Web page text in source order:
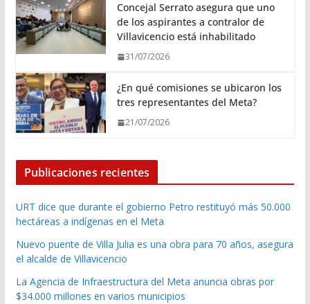
Concejal Serrato asegura que uno
de los aspirantes a contralor de
Villavicencio está inhabilitado
31/07/2026
¿En qué comisiones se ubicaron los
tres representantes del Meta?
21/07/2026
Publicaciones recientes
URT dice que durante el gobierno Petro restituyó más 50.000
hectáreas a indígenas en el Meta
Nuevo puente de Villa Julia es una obra para 70 años, asegura
el alcalde de Villavicencio
La Agencia de Infraestructura del Meta anuncia obras por
$34.000 millones en varios municipios